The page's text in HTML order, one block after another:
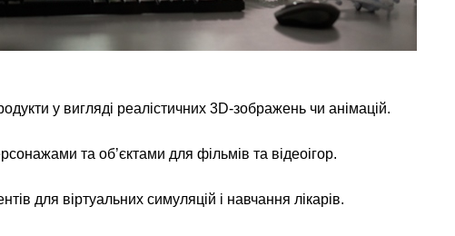
у вигляді реалістичних 3D-зображень чи анімацій.
та об’єктами для фільмів та відеоігор.
для віртуальних симуляцій і навчання лікарів.